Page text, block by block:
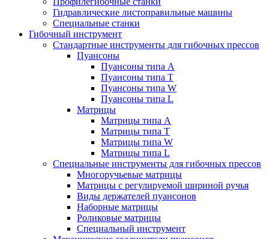
Гидравлические листоправильные машины
Специальные станки
Гибочный инструмент
Стандартные инструменты для гибочных прессов
Пуансоны
Пуансоны типа A
Пуансоны типа T
Пуансоны типа W
Пуансоны типа L
Матрицы
Матрицы типа A
Матрицы типа T
Матрицы типа W
Матрицы типа L
Специальные инструменты для гибочных прессов
Многоручьевые матрицы
Матрицы с регулируемой шириной ручья
Виды держателей пуансонов
Наборные матрицы
Роликовые матрицы
Специальный инструмент